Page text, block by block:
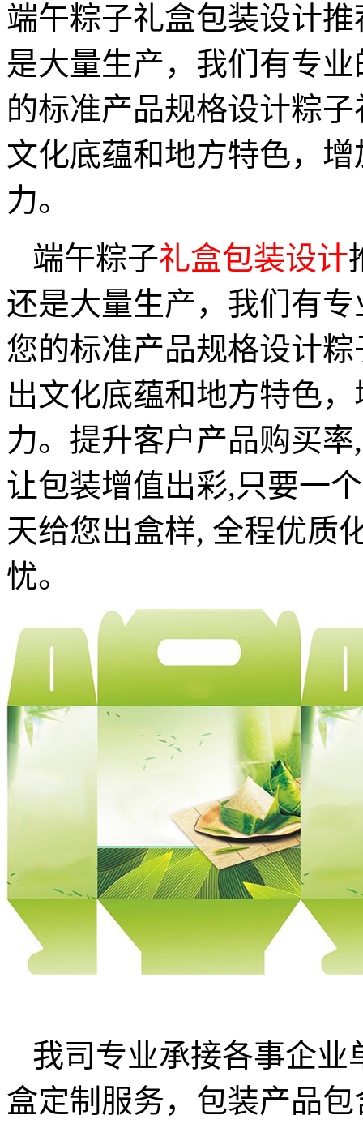
端午粽子礼盒包装设计
是大量生产，我们有专
的标准产品规格设计粽
文化底蕴和地方特色，
力。
端午粽子礼盒包装设计
还是大量生产，我们有
您的标准产品规格设计
出文化底蕴和地方特色
力。提升客户产品购买
让包装增值出彩,只要一
天给您出盒样, 全程优质
忧。
我司专业承接各事企业
盒定制服务，包装产品